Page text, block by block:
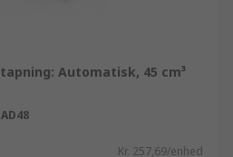
Automatisk, 45 cm³
AD48
Kr. 257,69/enhed